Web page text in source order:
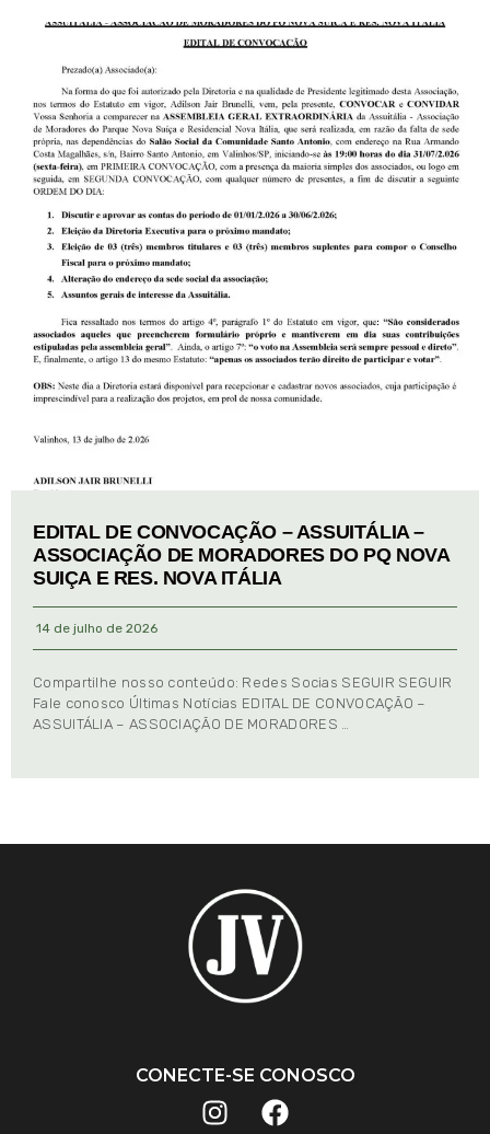
EDITAL DE CONVOCAÇÃO – ASSUITÁLIA –
ASSOCIAÇÃO DE MORADORES DO PQ NOVA
SUIÇA E RES. NOVA ITÁLIA
14 de julho de 2026
Compartilhe nosso conteúdo: Redes Socias SEGUIR SEGUIR
Fale conosco Últimas Notícias EDITAL DE CONVOCAÇÃO –
ASSUITÁLIA – ASSOCIAÇÃO DE MORADORES …
CONECTE-SE CONOSCO